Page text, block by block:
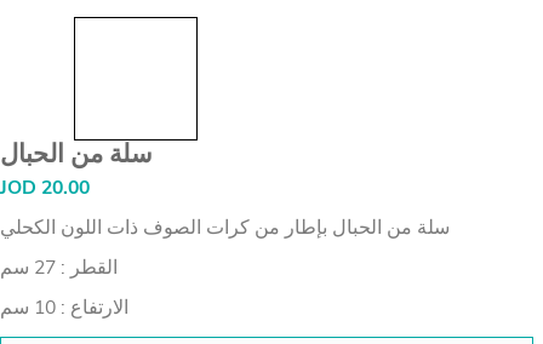
سلة من الحبال
JOD 20.00
سلة من الحبال بإطار من كرات الصوف ذات اللون الكحلي
الارتفاع : 10 سم